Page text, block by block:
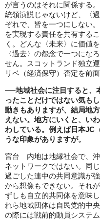
が言うのはそれに関係する
統領演説じゃないけど、〈
ぞれで、皆を一つにしない
を実現する責任を共有する
く。どんな〈未来〉に価値
〈過去〉の怨念で一つにな
せん。スコットランド独立
リベ（経済保守）否定を前
──地域社会に注目すると、
ったことだけではない気も
動きもありますが、結局地
えない。地方にいくと、い
わしている。例えば日本JC
うな印象がありますが。
宮台 内地は地縁社会で、
ネットワークではない。同
過ごした連中の共同意識が
から想像もできない。それ
ずしも自立的共同体を意味
れら地域団体は自民党的中
の際には戦前的動員システ